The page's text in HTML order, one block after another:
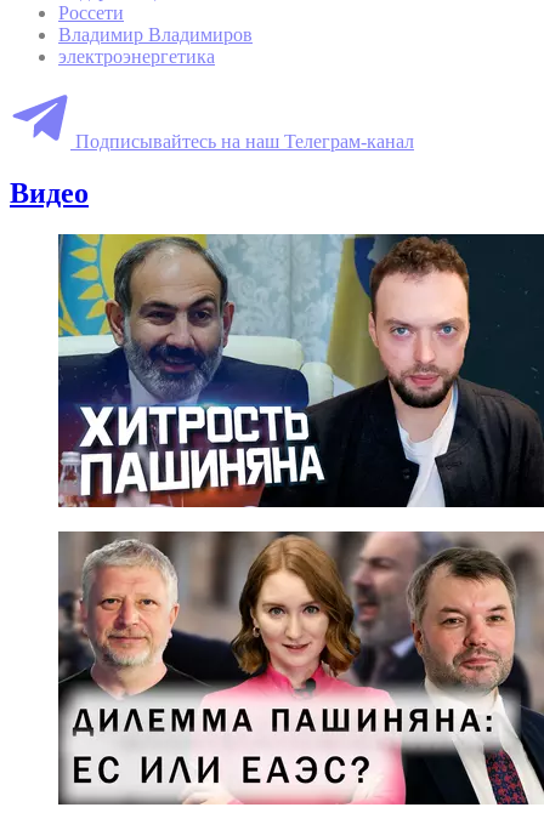
Россети
Владимир Владимиров
электроэнергетика
Подписывайтесь на наш Телеграм-канал
Видео